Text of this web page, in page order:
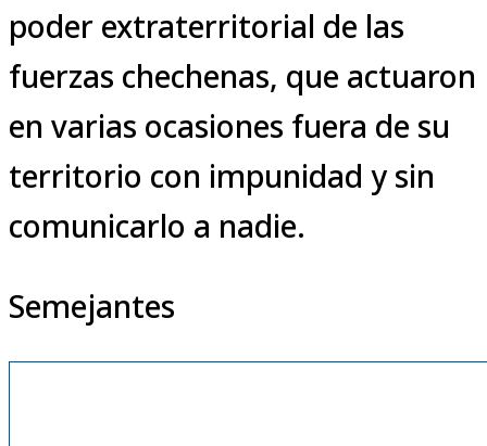
poder extraterritorial de las
fuerzas chechenas, que actuaron
en varias ocasiones fuera de su
territorio con impunidad y sin
comunicarlo a nadie.
Semejantes